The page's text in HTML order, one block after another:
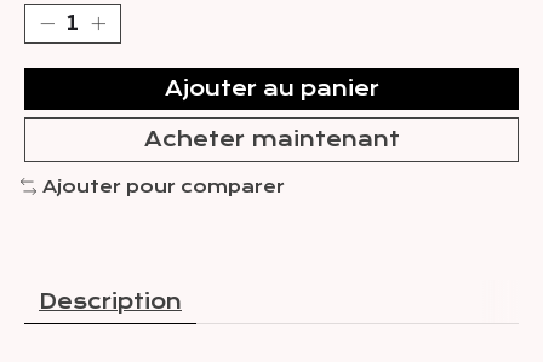
Ajouter au panier
Acheter maintenant
Ajouter pour comparer
Description